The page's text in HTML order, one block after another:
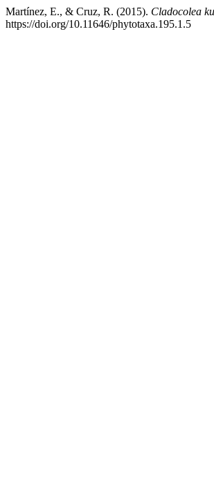
Martínez, E., & Cruz, R. (2015). Cladocolea
https://doi.org/10.11646/phytotaxa.195.1.5